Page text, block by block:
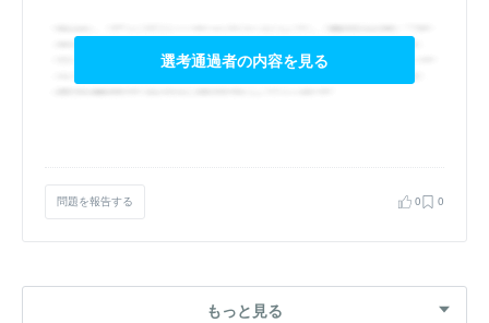
選考通過者の内容を見る
問題を報告する 0 0
もっと見る